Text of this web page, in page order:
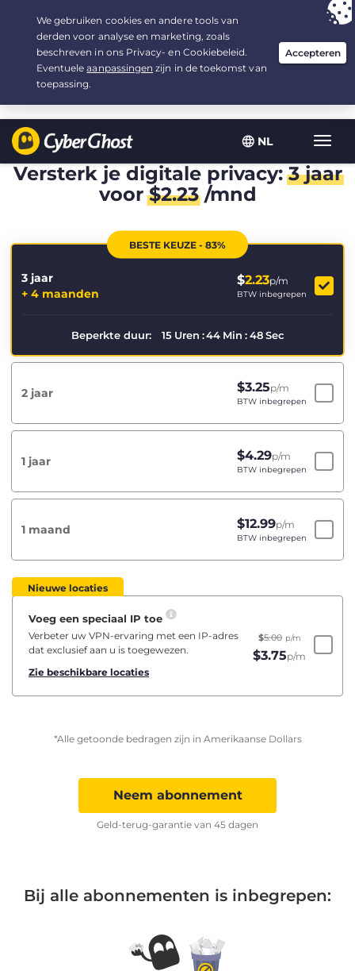
NL
Uw keuze:de beste aanbieding voor 3.3333333333333 jaar, voor $
2.23/maand
Versterk je digitale privacy:3 jaar
voor$2.23/mnd
BESTE KEUZE - 83%
3 jaar
+ 4 maanden
$2.23p/m
BTW inbegrepen
Beperkte duur: 15 Uren :44 Min : 48 Sec
2 jaar $3.25p/m
BTW inbegrepen
1 jaar $4.29p/m
BTW inbegrepen
1 maand $12.99p/m
BTW inbegrepen
Nieuwe locaties
Voeg een speciaal IP toe
Verbeter uw VPN-ervaring met een IP-adres
dat exclusief aan u is toegewezen.
Zie beschikbare locaties
$5.00 p/m
$3.75p/m
*Alle getoonde bedragen zijn in Amerikaanse Dollars
Neem abonnement
Geld-terug-garantie van 45 dagen
Bij alle abonnementen is inbegrepen: